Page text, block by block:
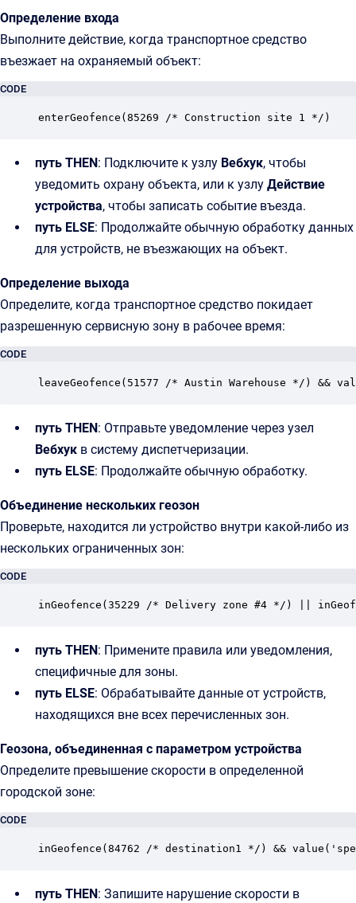
Определение входа
Выполните действие, когда транспортное средство
въезжает на охраняемый объект:
CODE
enterGeofence(85269 /* Construction site 1 */)
путь THEN: Подключите к узлу Вебхук, чтобы
уведомить охрану объекта, или к узлу Действие
устройства, чтобы записать событие въезда.
путь ELSE: Продолжайте обычную обработку данных
для устройств, не въезжающих на объект.
Определение выхода
Определите, когда транспортное средство покидает
разрешенную сервисную зону в рабочее время:
CODE
leaveGeofence(51577 /* Austin Warehouse */)
путь THEN: Отправьте уведомление через узел
Вебхук в систему диспетчеризации.
путь ELSE: Продолжайте обычную обработку.
Объединение нескольких геозон
Проверьте, находится ли устройство внутри какой-либо из
нескольких ограниченных зон:
CODE
inGeofence(35229 /* Delivery zone #4 */) ||
путь THEN: Примените правила или уведомления,
специфичные для зоны.
путь ELSE: Обрабатывайте данные от устройств,
находящихся вне всех перечисленных зон.
Геозона, объединенная с параметром устройства
Определите превышение скорости в определенной
городской зоне:
CODE
inGeofence(84762 /* destination1 */) &&
путь THEN: Запишите нарушение скорости в